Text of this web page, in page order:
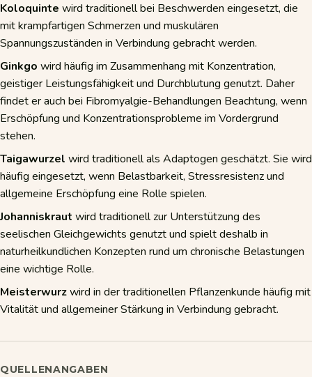
Koloquinte wird traditionell bei Beschwerden eingesetzt, die
mit krampfartigen Schmerzen und muskulären
Spannungszuständen in Verbindung gebracht werden.
Ginkgo wird häufig im Zusammenhang mit Konzentration,
geistiger Leistungsfähigkeit und Durchblutung genutzt. Daher
findet er auch bei Fibromyalgie-Behandlungen Beachtung, wenn
Erschöpfung und Konzentrationsprobleme im Vordergrund
stehen.
Taigawurzel wird traditionell als Adaptogen geschätzt. Sie wird
häufig eingesetzt, wenn Belastbarkeit, Stressresistenz und
allgemeine Erschöpfung eine Rolle spielen.
Johanniskraut wird traditionell zur Unterstützung des
seelischen Gleichgewichts genutzt und spielt deshalb in
naturheilkundlichen Konzepten rund um chronische Belastungen
eine wichtige Rolle.
Meisterwurzwird in der traditionellen Pflanzenkunde häufig mit
Vitalität und allgemeiner Stärkung in Verbindung gebracht.
QUELLENANGABEN